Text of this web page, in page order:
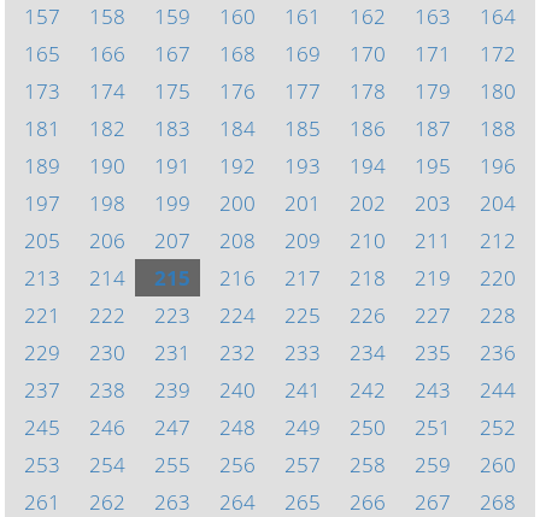
157
158 159 160 161 162 163
164
165
166 167 168 169 170 171
172
173
174 175 176 177 178 179
180
181
182 183 184 185 186 187
188
189
190 191 192 193 194 195
196
197
198 199 200 201 202 203
204
205
206 207 208 209 210 211
212
213
214 215 216 217 218 219
220
221
222 223 224 225 226 227
228
229
230 231 232 233 234 235
236
237
238 239 240 241 242 243
244
245
246 247 248 249 250 251
252
253
254 255 256 257 258 259
260
261
262 263 264 265 266 267
268